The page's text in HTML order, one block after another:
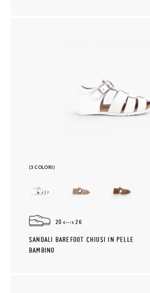
(3 COLORI)
20 26
SANDALI BAREFOOT CHIUSI IN PELLE
BAMBINO